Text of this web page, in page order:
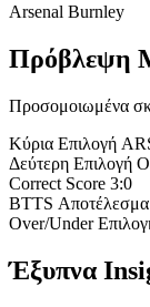
Arsenal Burnley
Πρόβλεψη
Προσομοιωμένα
Κύρια Επιλογή
Δεύτερη Επιλογή
Correct Score 3:0
BTTS Αποτέλεσμα
Over/Under
Έξυπνα